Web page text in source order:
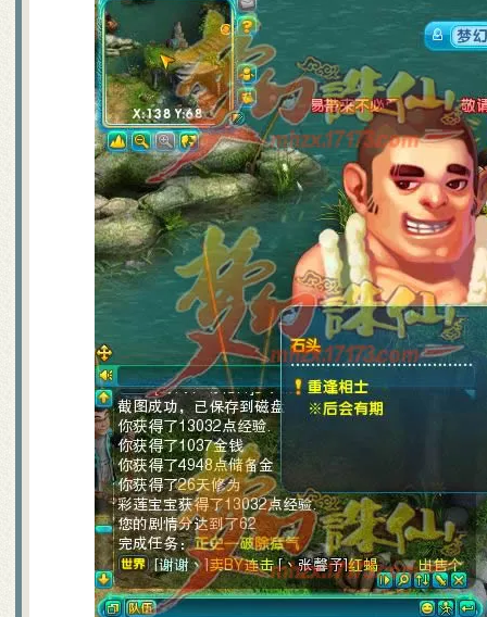
关于如何快速跑护送任务的心
梦幻诛仙封测游戏小技巧说明
宠物图鉴，让你抓宠买宠不迷
宠物技能大搜集，封测BB技能
55变异凶灵化生现场实录
关于化生，和启灵（迷信说法
寻访任务NPC图片资料
世界排名第一六技能宠物的打
宠物技能详细介绍文字版
教加入帮派可以学到的技能！
教你挑选出最有价值的宝宝
如何提高宝宝技能的领悟几率
排名第一的极品A宠打造及诞
6大门派装备及BB的选择
大家都来说说防骗技巧
分析：用导标棋做挖宝任务赚